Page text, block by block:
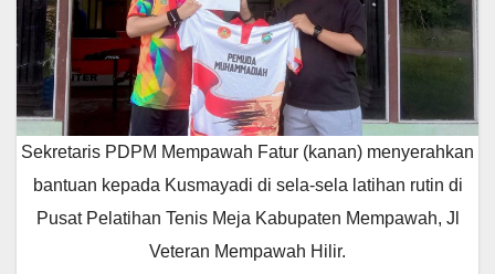
Sekretaris PDPM Mempawah Fatur (kanan) menyerahkan
bantuan kepada Kusmayadi di sela-sela latihan rutin di
Pusat Pelatihan Tenis Meja Kabupaten Mempawah, Jl
Veteran Mempawah Hilir.